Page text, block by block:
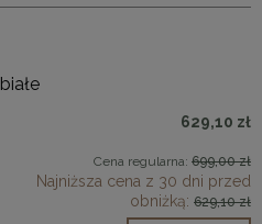
629,10 zł
Cena regularna: 699,00 zł
Najniższa cena z 30 dni przed
obniżką: 629,10 zł